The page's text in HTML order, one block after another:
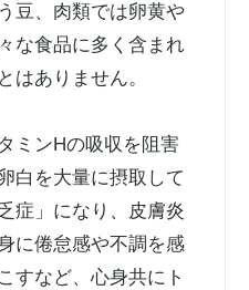
豆、肉類では卵黄や
な食品に多く含まれ
はありません。
ミンHの吸収を阻害
白を大量に摂取して
症」になり、皮膚炎
に倦怠感や不調を感
すなど、心身共にト